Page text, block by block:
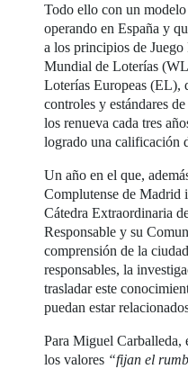
Todo ello con un
operando en España y
a los principios de
Mundial de Loterías
Loterías Europeas (EL),
controles y estándares
los renueva cada tres
logrado una calificación
Un año en el que,
Complutense de Madrid
Cátedra Extraordinaria
Responsable y su
comprensión de la
responsables, la
trasladar este
puedan estar
Para Miguel Carballeda,
los valores “fijan el